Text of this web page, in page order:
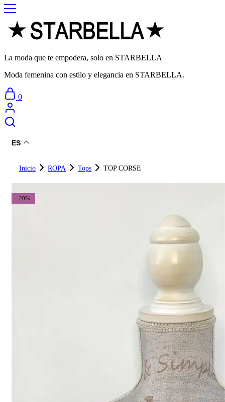
La moda que te empodera, solo en STARBELLA
Moda femenina con estilo y elegancia en STARBELLA.
0
ES
Inicio ROPA Tops TOP CORSE
-20%